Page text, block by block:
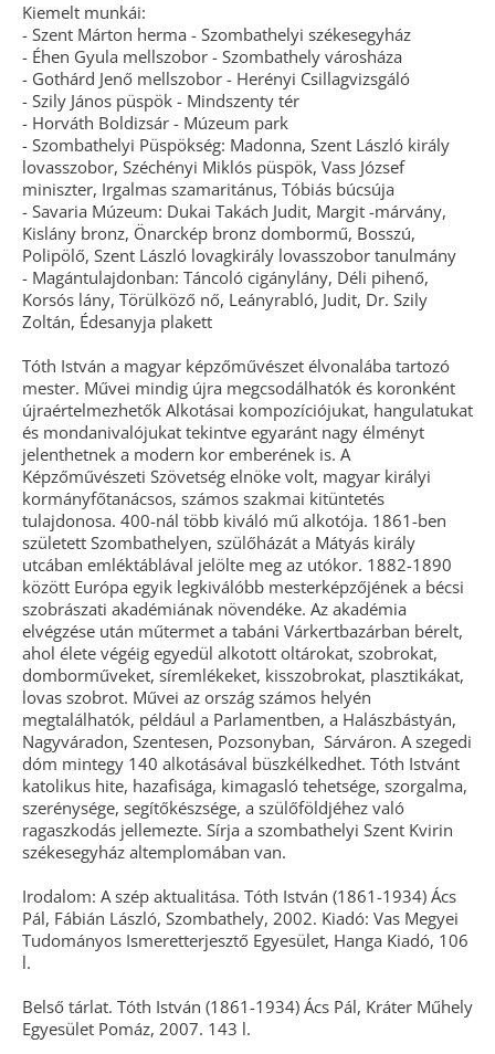
Kiemelt munkái:
- Szent Márton herma - Szombathelyi székesegyház
- Éhen Gyula mellszobor - Szombathely városháza
- Gothárd Jenő mellszobor - Herényi Csillagvizsgáló
- Szily János püspök - Mindszenty tér
- Horváth Boldizsár - Múzeum park
- Szombathelyi Püspökség: Madonna, Szent László király
lovasszobor, Széchényi Miklós püspök, Vass József
miniszter, Irgalmas szamaritánus, Tóbiás búcsúja
- Savaria Múzeum: Dukai Takách Judit, Margit -márvány,
Kislány bronz, Önarckép bronz dombormű, Bosszú,
Polipölő, Szent László lovagkirály lovasszobor tanulmány
- Magántulajdonban: Táncoló cigánylány, Déli pihenő,
Korsós lány, Törülköző nő, Leányrabló, Judit, Dr. Szily
Zoltán, Édesanyja plakett
Tóth István a magyar képzőművészet élvonalába tartozó
mester. Művei mindig újra megcsodálhatók és koronként
újraértelmezhetők Alkotásai kompozíciójukat, hangulatukat
és mondanivalójukat tekintve egyaránt nagy élményt
jelenthetnek a modern kor emberének is. A
Képzőművészeti Szövetség elnöke volt, magyar királyi
kormányfőtanácsos, számos szakmai kitüntetés
tulajdonosa. 400-nál több kiváló mű alkotója. 1861-ben
született Szombathelyen, szülőházát a Mátyás király
utcában emléktáblával jelölte meg az utókor. 1882-1890
között Európa egyik legkiválóbb mesterképzőjének a bécsi
szobrászati akadémiának növendéke. Az akadémia
elvégzése után műtermet a tabáni Várkertbazárban bérelt,
ahol élete végéig egyedül alkotott oltárokat, szobrokat,
domborműveket, síremlékeket, kisszobrokat, plasztikákat,
lovas szobrot. Művei az ország számos helyén
megtalálhatók, például a Parlamentben, a Halászbástyán,
Nagyváradon, Szentesen, Pozsonyban, Sárváron. A szegedi
dóm mintegy 140 alkotásával büszkélkedhet. Tóth Istvánt
katolikus hite, hazafisága, kimagasló tehetsége, szorgalma,
szerénysége, segítőkészsége, a szülőföldjéhez való
ragaszkodás jellemezte. Sírja a szombathelyi Szent Kvirin
székesegyház altemplomában van.
Irodalom: A szép aktualitása. Tóth István (1861-1934) Ács
Pál, Fábián László, Szombathely, 2002. Kiadó: Vas Megyei
Tudományos Ismeretterjesztő Egyesület, Hanga Kiadó, 106
l.
Belső tárlat. Tóth István (1861-1934) Ács Pál, Kráter Műhely
Egyesület Pomáz, 2007. 143 l.